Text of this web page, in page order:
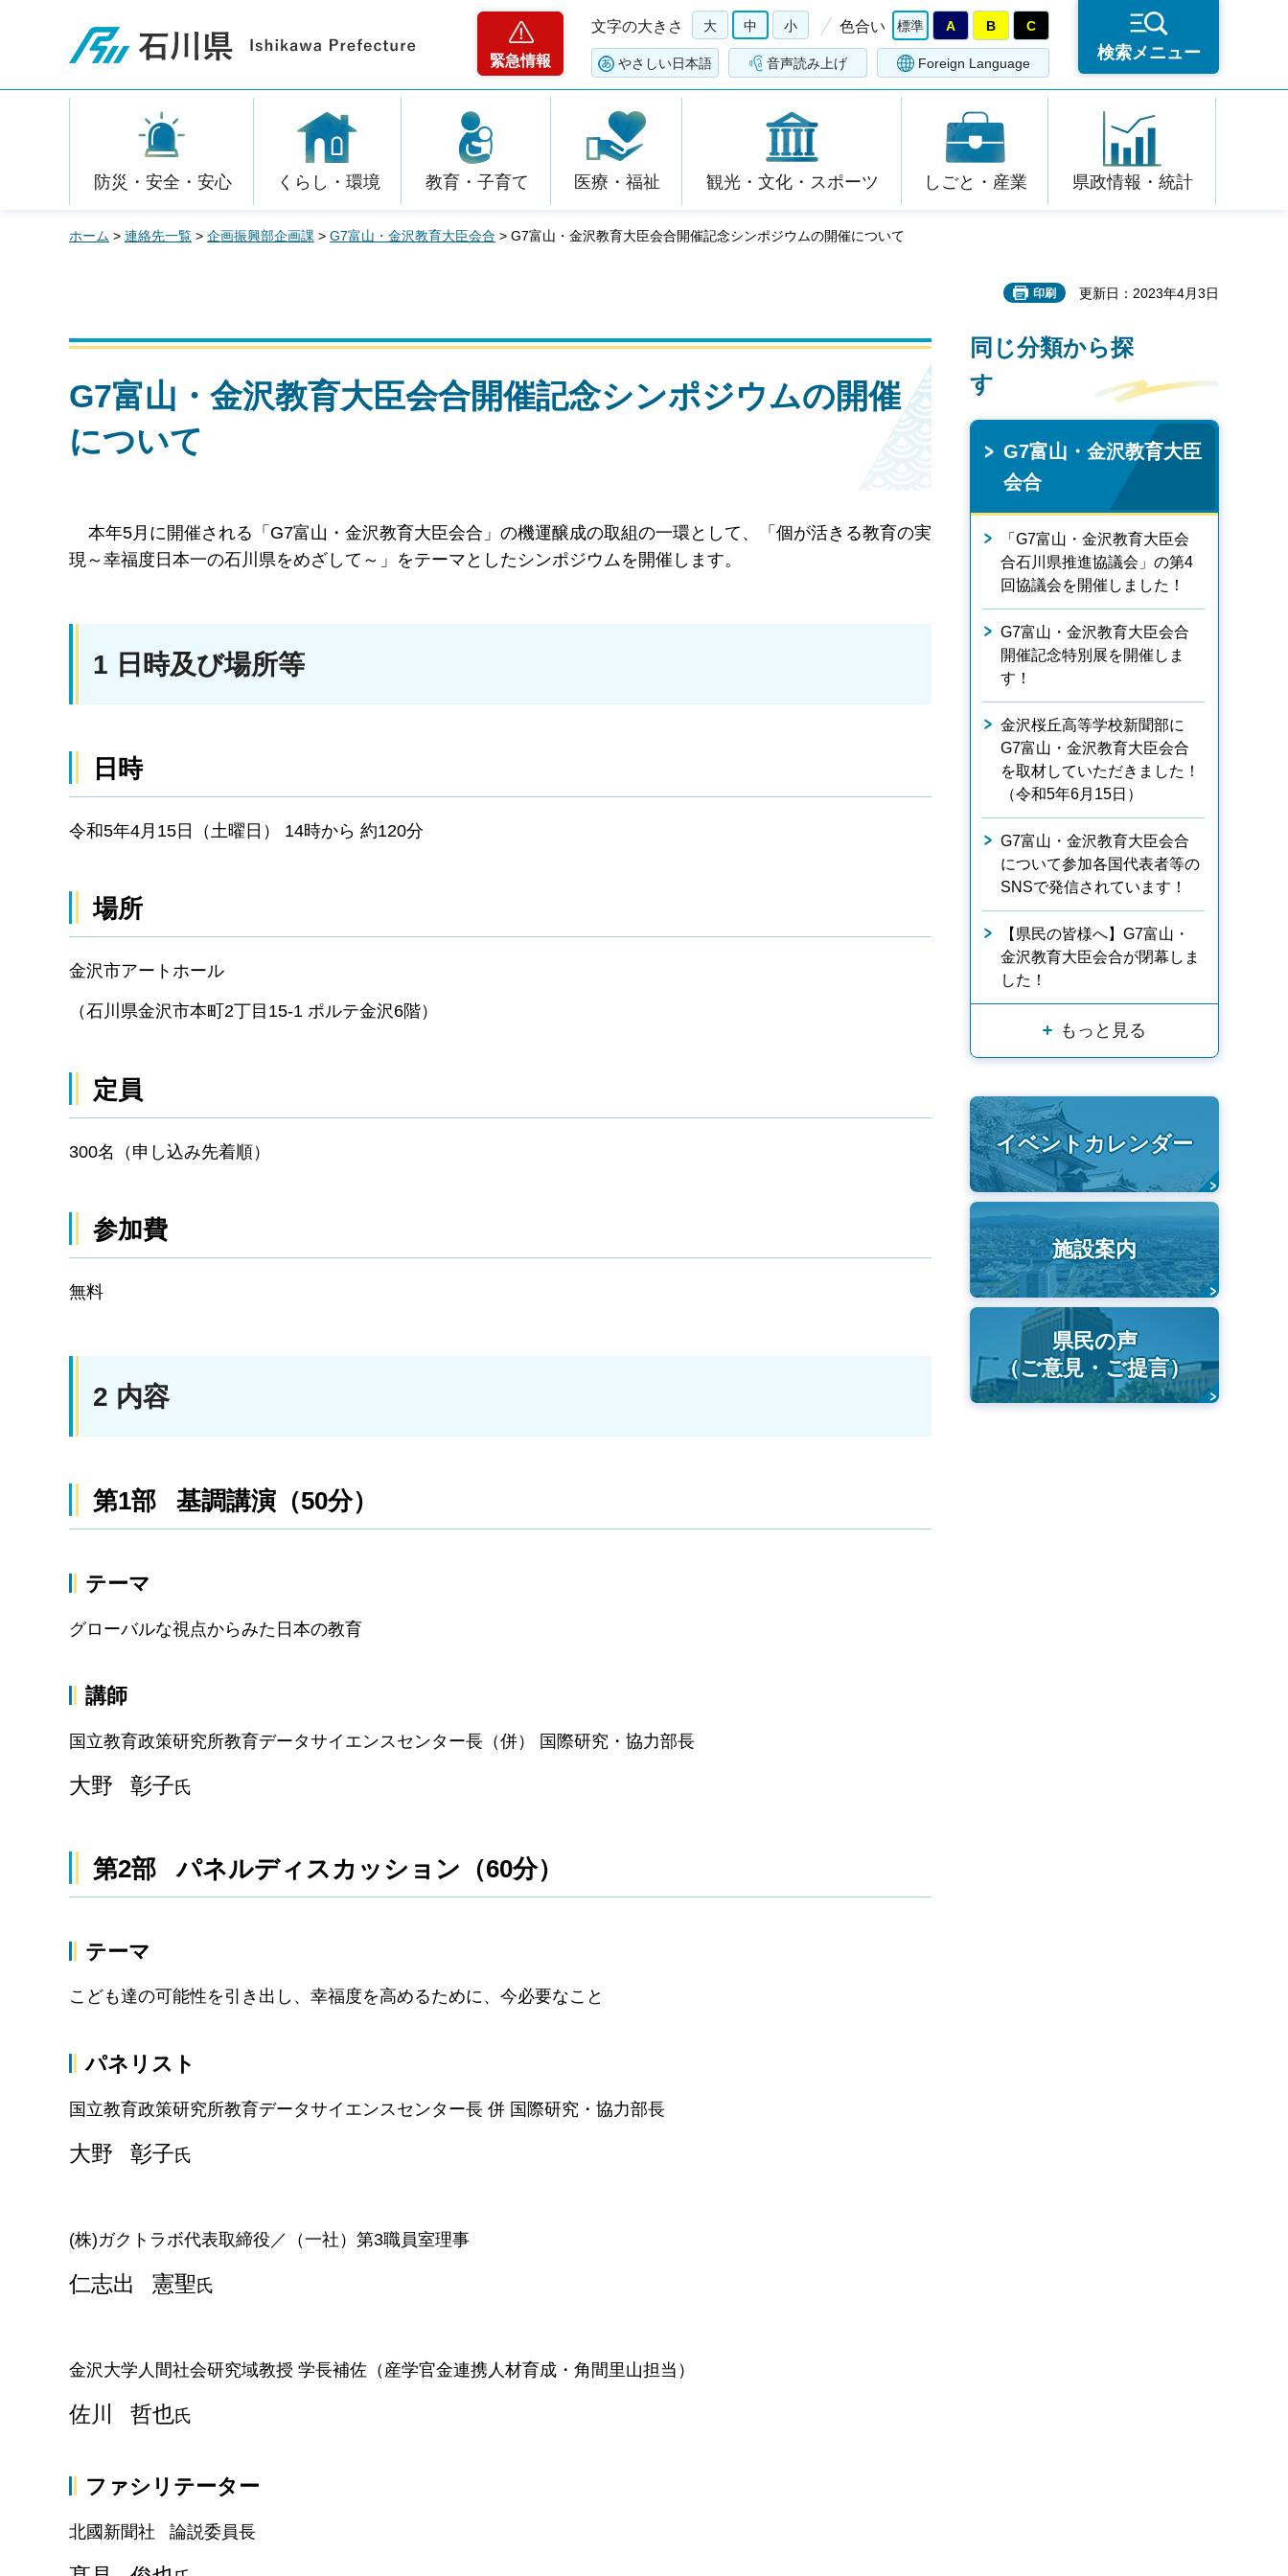
石川県
緊急情報
文字の大きさ 大 中 小 色合い 標準 A B C
やさしい日本語 音声読み上げ Foreign Language
検索メニュー
防災・安全・安心 くらし・環境 教育・子育て 医療・福祉 観光・文化・スポーツ しごと・産業 県政情報・統計
ホーム > 連絡先一覧 > 企画振興部企画課 > G7富山・金沢教育大臣会合 > G7富山・金沢教育大臣会合開催記念シンポジウムの開催について
印刷 更新日：2023年4月3日
G7富山・金沢教育大臣会合開催記念シンポジウムの開催
について
本年5月に開催される「G7富山・金沢教育大臣会合」の機運醸成の取組の一環として、「個が活きる教育の実
現～幸福度日本一の石川県をめざして～」をテーマとしたシンポジウムを開催します。
1 日時及び場所等
日時
令和5年4月15日（土曜日） 14時から 約120分
場所
金沢市アートホール
（石川県金沢市本町2丁目15-1 ポルテ金沢6階）
定員
300名（申し込み先着順）
参加費
無料
2 内容
第1部 基調講演（50分）
テーマ
グローバルな視点からみた日本の教育
講師
国立教育政策研究所教育データサイエンスセンター長（併） 国際研究・協力部長
大野 彰子 氏
第2部 パネルディスカッション（60分）
テーマ
こども達の可能性を引き出し、幸福度を高めるために、今必要なこと
パネリスト
国立教育政策研究所教育データサイエンスセンター長 併 国際研究・協力部長
大野 彰子氏
(株)ガクトラボ代表取締役／（一社）第3職員室理事
仁志出 憲聖 氏
金沢大学人間社会研究域教授 学長補佐（産学官金連携人材育成・角間里山担当）
佐川 哲也氏
ファシリテーター
北國新聞社 論説委員長
同じ分類から探
す
G7富山・金沢教育大臣
会合
「G7富山・金沢教育大臣会
合石川県推進協議会」の第4
回協議会を開催しました！
G7富山・金沢教育大臣会合
開催記念特別展を開催しま
す！
金沢桜丘高等学校新聞部に
G7富山・金沢教育大臣会合
を取材していただきました！
（令和5年6月15日）
G7富山・金沢教育大臣会合
について参加各国代表者等の
SNSで発信されています！
【県民の皆様へ】G7富山・
金沢教育大臣会合が閉幕しま
した！
もっと見る
イベントカレンダー
施設案内
県民の声
（ご意見・ご提言）